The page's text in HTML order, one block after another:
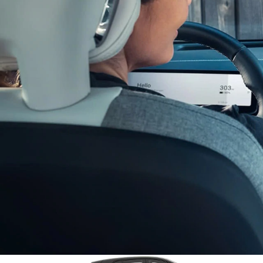
Elektrische